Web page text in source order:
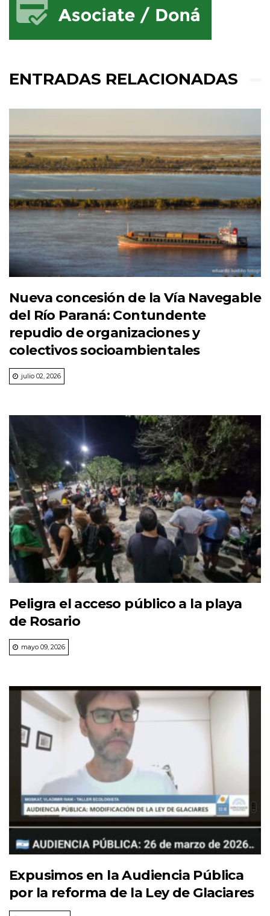
ENTRADAS RELACIONADAS
Nueva concesión de la Vía Navegable
del Río Paraná: Contundente
repudio de organizaciones y
colectivos socioambientales
julio 02, 2026
Peligra el acceso público a la playa
de Rosario
mayo 09, 2026
Expusimos en la Audiencia Pública
por la reforma de la Ley de Glaciares